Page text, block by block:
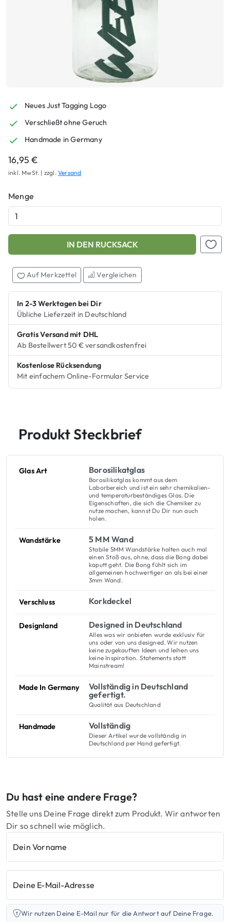
Neues Just Tagging Logo
Verschließt ohne Geruch
Handmade in Germany
16,95€
inkl. MwSt. | zzgl. Versand
Menge
IN DEN RUCKSACK
Add this product to your shopping cart
Auf
Auf Merkzettel Vergleichen
In 2-3 Werktagen bei Dir
Übliche Lieferzeit in Deutschland
Gratis Versand mit DHL
Ab Bestellwert 50 € versandkostenfrei
Kostenlose Rücksendung
Mit einfachem Online-Formular Service
Produkt Steckbrief
Glas Art Borosilikatglas
Borosilikatglas kommt aus dem
Laborbereich und ist ein sehr chemikalien-
und temperaturbeständiges Glas. Die
Eigenschaften, die sich die Chemiker zu
nutze machen, kannst Du Dir nun auch
holen.
Wandstärke 5 MM Wand
Stabile 5MM Wandstärke halten auch mal
einen Stoß aus, ohne, dass die Bong dabei
kaputt geht. Die Bong fühlt sich im
allgemeinen hochwertiger an als bei einer
3mm Wand.
Verschluss Korkdeckel
Designland Designed in Deutschland
Alles was wir anbieten wurde exklusiv für
uns oder von uns designed. Wir nutzen
keine zugekauften Ideen und leihen uns
keine Inspiration. Statements statt
Mainstream!
Made In Germany
Vollständig in Deutschland
gefertigt.
Qualität aus Deutschland
Handmade Vollständig
Dieser Artikel wurde vollständig in
Deutschland per Hand gefertigt.
Du hast eine andere Frage?
Stelle uns Deine Frage direkt zum Produkt. Wir antworten
Dir so schnell wie möglich.
Dein Vorname
Deine E-Mail-Adresse
Wir nutzen Deine E-Mail nur für die Antwort auf Deine Frage.